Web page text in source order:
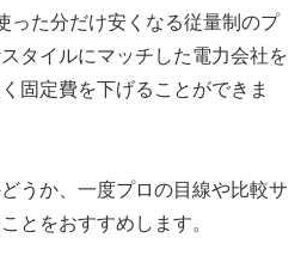
った分だけ安くなる従量制のプ
タイルにマッチした電力会社を
固定費を下げることができま
うか、一度プロの目線や比較サ
とをおすすめします。